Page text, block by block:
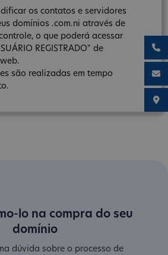
os contatos e servidores
domínios .com.ni através de
o que poderá acessar
REGISTRADO" de
são realizadas em tempo
lo na compra do seu
domínio
dúvida sobre o processo de